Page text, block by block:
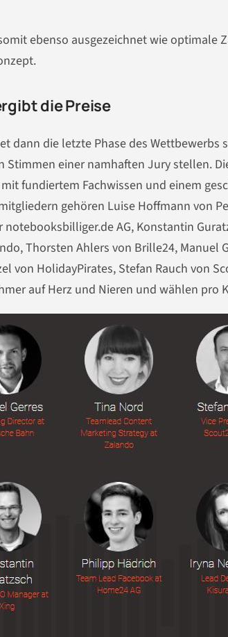
ebenso ausgezeichnet wie optimale
die Preise
dann die letzte Phase des Wettbewerbs
einer namhaften Jury stellen.
fundiertem Fachwissen und einem
gehören Luise Hoffmann von
AG, Konstantin
Thorsten Ahlers von Brille24, Manuel
von HolidayPirates, Stefan Rauch von
auf Herz und Nieren und wählen pro